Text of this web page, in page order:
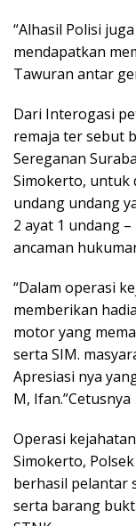
“Alhasil Polisi
mendapatkan
Tawuran antar
Dari Interogasi
remaja ter sebut
Sereganan
Simokerto, untuk
undang undang
2 ayat 1 undang
ancaman
“Dalam operasi
memberikan
motor yang
serta SIM.
Apresiasi nya
M, Ifan.”Cetusnya
Operasi
Simokerto,
berhasil pelantar
serta barang